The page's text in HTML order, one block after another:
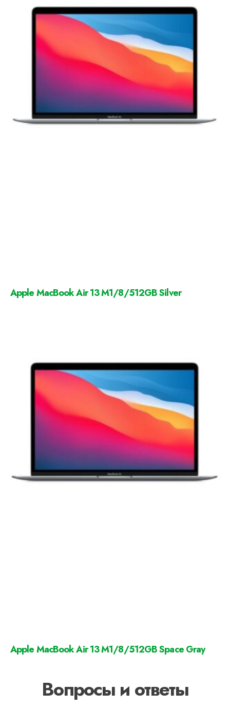
Apple MacBook Air 13 M1/8/512GB Silver
Apple MacBook Air 13 M1/8/512GB Space Gray
Вопросы и ответы